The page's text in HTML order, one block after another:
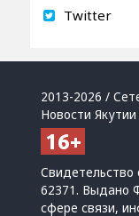
Twitter
2013-2026 /
Новости Якутии
62371. Выдано
сфере связи,